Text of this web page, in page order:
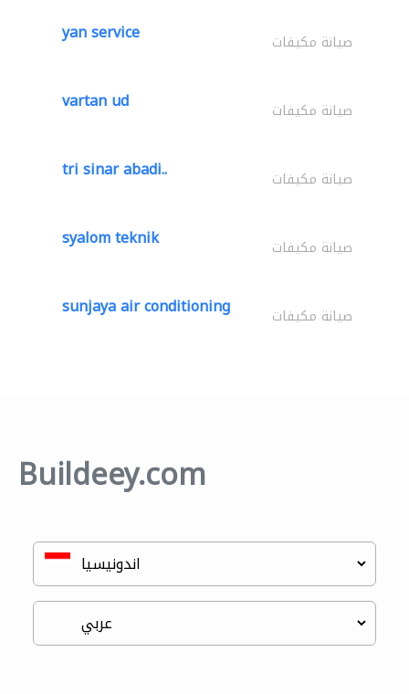
yan service صيانة مكيفات
vartan ud صيانة مكيفات
tri sinar abadi.. صيانة مكيفات
syalom teknik صيانة مكيفات
sunjaya air conditioning صيانة مكيفات
Buildeey.com